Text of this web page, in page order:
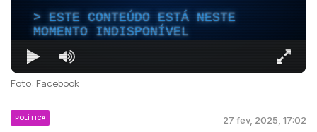
ESTE CONTEÚDO ESTÁ NESTE
MOMENTO INDISPONÍVEL
Foto: Facebook
POLÍTICA 27 fev, 2025, 17:02